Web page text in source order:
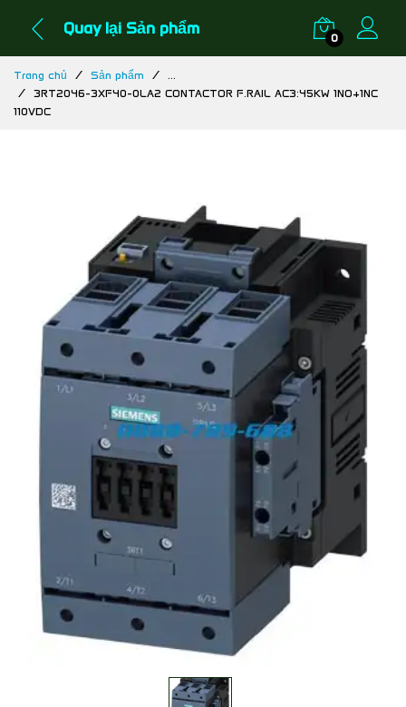
Quay lại Sản phẩm 0
Trang chủ Sản phẩm
...
3RT2046-3XF40-0LA2 CONTACTOR F.RAIL AC3:45KW 1NO+1NC
110VDC